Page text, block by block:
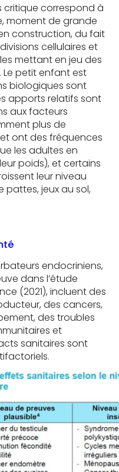
critique correspond à
moment de grande
construction, du fait
cellulaires et
mettant en jeu des
petit enfant est
biologiques sont
apports relatifs sont
aux facteurs
plus de
ont des fréquences
les adultes en
poids), et certains
leur niveau
pattes, jeux au sol,
endocriniens,
dans l’étude
(2021), incluent des
des cancers,
des troubles
et
sanitaires sont